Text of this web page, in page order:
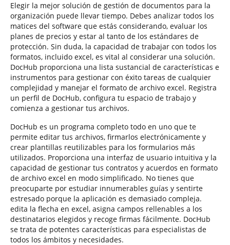
Elegir la mejor solución de gestión de documentos para la
organización puede llevar tiempo. Debes analizar todos los
matices del software que estás considerando, evaluar los
planes de precios y estar al tanto de los estándares de
protección. Sin duda, la capacidad de trabajar con todos los
formatos, incluido excel, es vital al considerar una solución.
DocHub proporciona una lista sustancial de características e
instrumentos para gestionar con éxito tareas de cualquier
complejidad y manejar el formato de archivo excel. Registra
un perfil de DocHub, configura tu espacio de trabajo y
comienza a gestionar tus archivos.
DocHub es un programa completo todo en uno que te
permite editar tus archivos, firmarlos electrónicamente y
crear plantillas reutilizables para los formularios más
utilizados. Proporciona una interfaz de usuario intuitiva y la
capacidad de gestionar tus contratos y acuerdos en formato
de archivo excel en modo simplificado. No tienes que
preocuparte por estudiar innumerables guías y sentirte
estresado porque la aplicación es demasiado compleja.
edita la flecha en excel, asigna campos rellenables a los
destinatarios elegidos y recoge firmas fácilmente. DocHub
se trata de potentes características para especialistas de
todos los ámbitos y necesidades.